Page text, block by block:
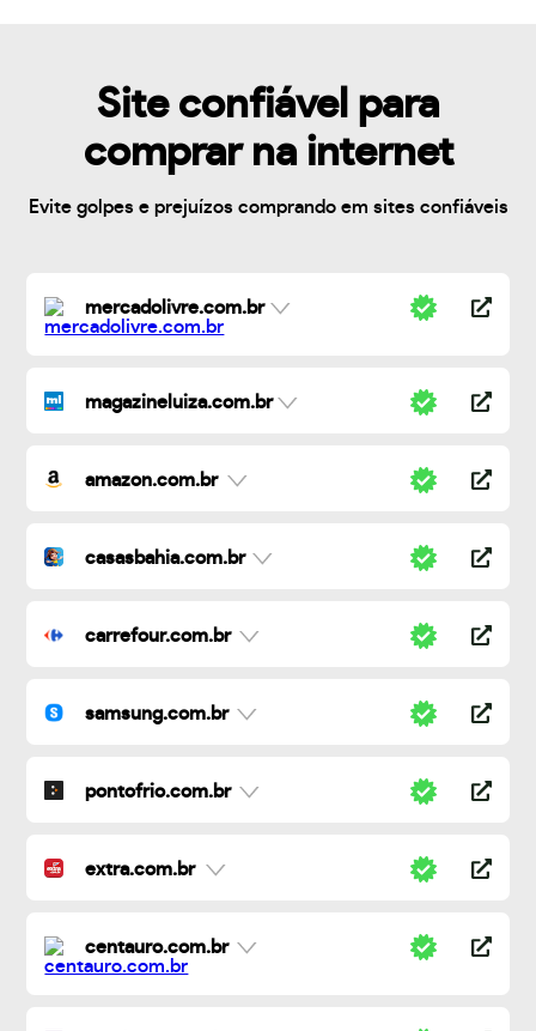
Site confiável para
comprar na internet
Evite golpes e prejuízos comprando em sites confiáveis
mercadolivre.com.br
magazineluiza.com.br
amazon.com.br
casasbahia.com.br
carrefour.com.br
samsung.com.br
pontofrio.com.br
extra.com.br
centauro.com.br